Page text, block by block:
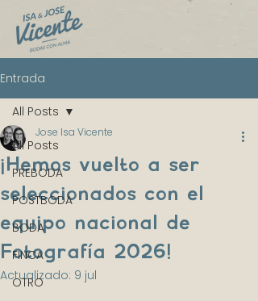
Entrada
All Posts
PREBODA
POSTBODA
BODA
FINCA
OTRO
All Posts
¡Hemos vuelto a ser
seleccionados con el
equipo nacional de
Fotografía 2026!
Jose Isa Vicente
Actualizado: 9 jul